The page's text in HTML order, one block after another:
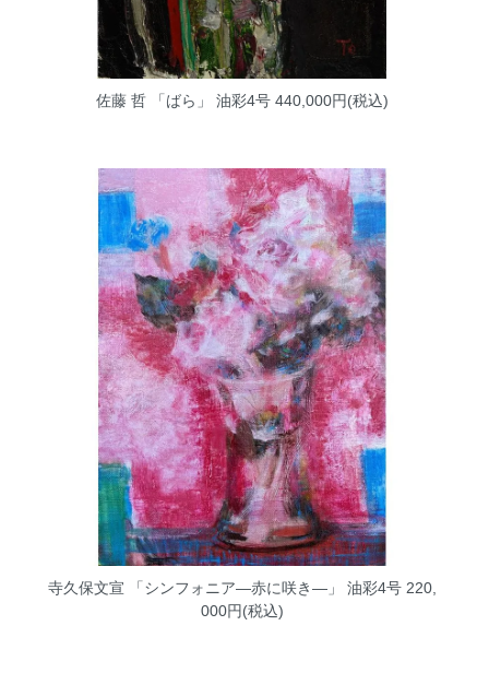
佐藤 哲 「ばら」 油彩4号440,000円(税込)
寺久保文宣 「シンフォニア―赤に咲き―」 油彩4号220,
000円(税込)